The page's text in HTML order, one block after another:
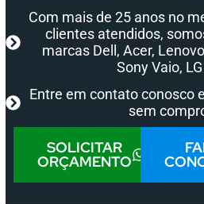
Com mais de 25 anos no
clientes atendidos,
marcas Dell, Acer,
Sony Vaio,
Entre em contato conosco
sem
SOLICITAR
ORÇAMENTO